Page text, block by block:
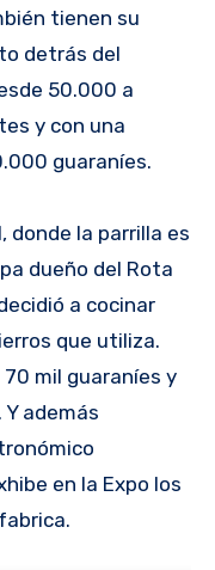
tienen su
detrás del
50.000 a
y con una
guaraníes.
donde la parrilla es
dueño del Rota
a cocinar
que utiliza.
mil guaraníes y
además
en la Expo los